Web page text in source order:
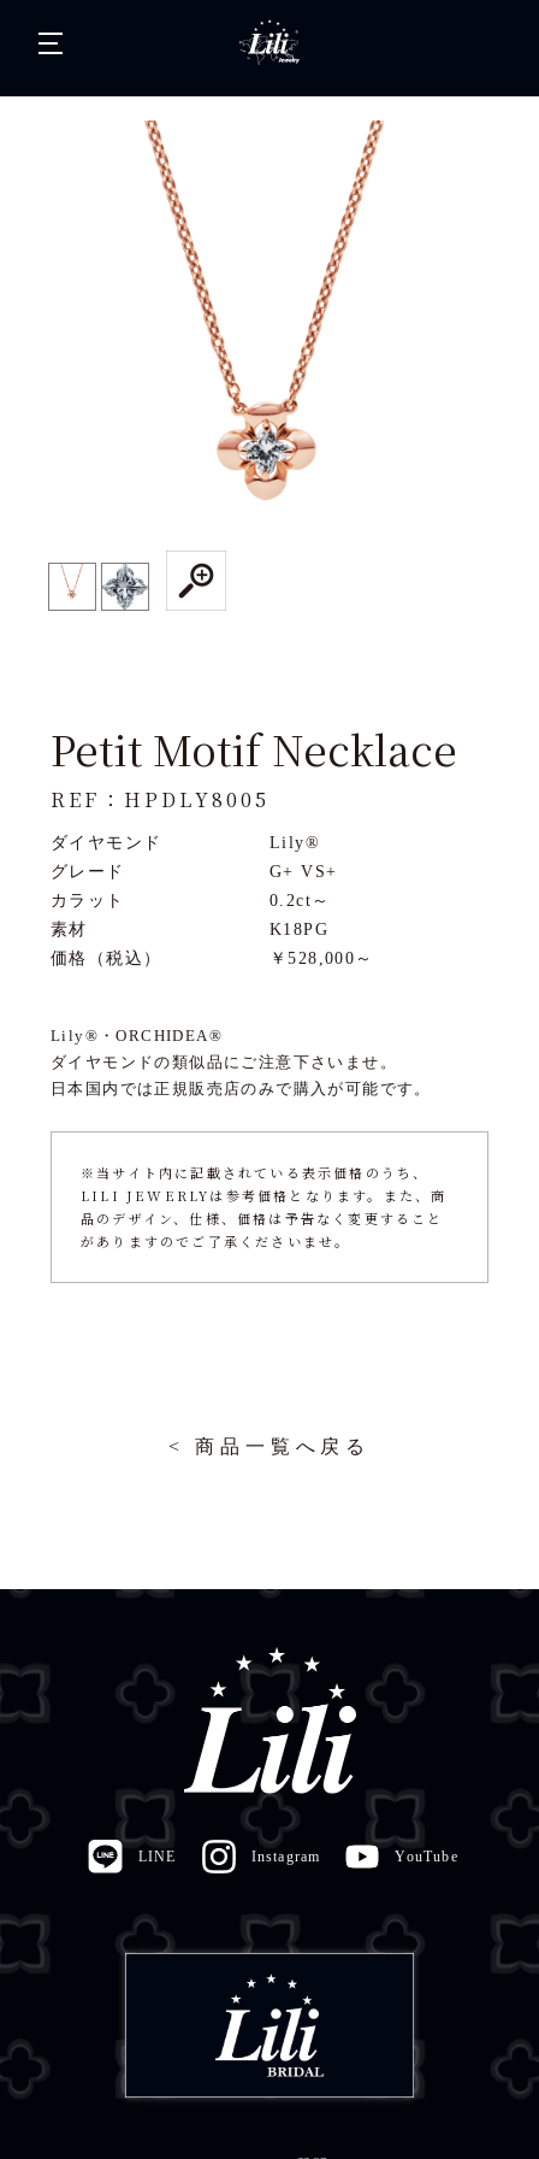
Petit Motif Necklace
REF：HPDLY8005
ダイヤモンド
グレード
カラット
素材
価格（税込）
Lily®
G+ VS+
0.2ct～
K18PG
￥528,000～
Lily®・ORCHIDEA®
ダイヤモンドの類似品にご注意下さいませ。
日本国内では正規販売店のみで購入が可能です。
※当サイト内に記載されている表示価格のうち、
LILI JEWERLYは参考価格となります。また、商
品のデザイン、仕様、価格は予告なく変更すること
がありますのでご了承くださいませ。
< 商品一覧へ戻る
LINE Instagram YouTube